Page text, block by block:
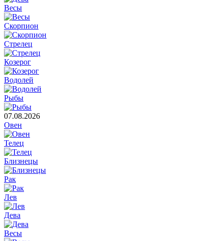
Весы
Скорпион
Стрелец
Козерог
Водолей
Рыбы
07.08.2026
Овен
Телец
Близнецы
Рак
Лев
Дева
Весы